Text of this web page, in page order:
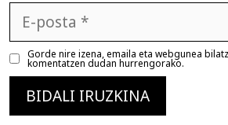
posta
Gorde nire izena, emaila eta webgunea
komentatzen dudan hurrengorako.